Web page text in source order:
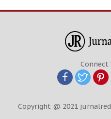
Connect
Copyright @ 2021